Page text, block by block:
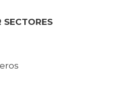
SECTORES